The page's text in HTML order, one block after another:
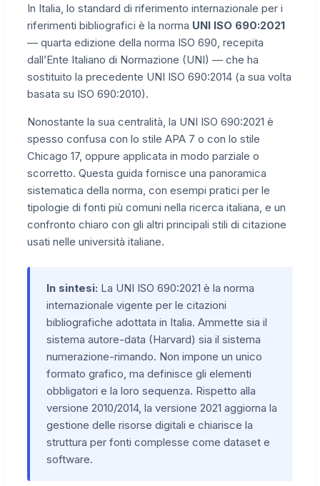
In Italia, lo standard di riferimento internazionale per i
riferimenti bibliografici è la norma UNI ISO 690:2021
— quarta edizione della norma ISO 690, recepita
dall’Ente Italiano di Normazione (UNI) — che ha
sostituito la precedente UNI ISO 690:2014 (a sua volta
basata su ISO 690:2010).
Nonostante la sua centralità, la UNI ISO 690:2021 è
spesso confusa con lo stile APA 7 o con lo stile
Chicago 17, oppure applicata in modo parziale o
scorretto. Questa guida fornisce una panoramica
sistematica della norma, con esempi pratici per le
tipologie di fonti più comuni nella ricerca italiana, e un
confronto chiaro con gli altri principali stili di citazione
usati nelle università italiane.
In sintesi: La UNI ISO 690:2021 è la norma
internazionale vigente per le citazioni
bibliografiche adottata in Italia. Ammette sia il
sistema autore-data (Harvard) sia il sistema
numerazione-rimando. Non impone un unico
formato grafico, ma definisce gli elementi
obbligatori e la loro sequenza. Rispetto alla
versione 2010/2014, la versione 2021 aggiorna la
gestione delle risorse digitali e chiarisce la
struttura per fonti complesse come dataset e
software.